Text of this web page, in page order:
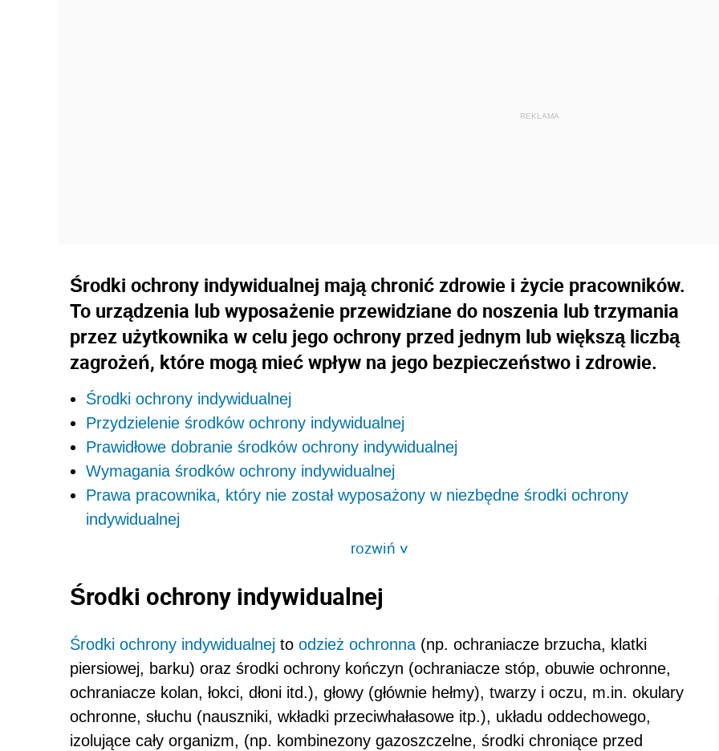
Środki ochrony indywidualnej mają chronić zdrowie i życie pracowników.
To urządzenia lub wyposażenie przewidziane do noszenia lub trzymania
przez użytkownika w celu jego ochrony przed jednym lub większą liczbą
zagrożeń, które mogą mieć wpływ na jego bezpieczeństwo i zdrowie.
Środki ochrony indywidualnej
Przydzielenie środków ochrony indywidualnej
Prawidłowe dobranie środków ochrony indywidualnej
Wymagania środków ochrony indywidualnej
Prawa pracownika, który nie został wyposażony w niezbędne środki ochrony
indywidualnej
rozwiń>
Środki ochrony indywidualnej
Środki ochrony indywidualnej to odzież ochronna (np. ochraniacze brzucha, klatki
piersiowej, barku) oraz środki ochrony kończyn (ochraniacze stóp, obuwie ochronne,
ochraniacze kolan, łokci, dłoni itd.), głowy (głównie hełmy), twarzy i oczu, m.in. okulary
ochronne, słuchu (nauszniki, wkładki przeciwhałasowe itp.), układu oddechowego,
izolujące cały organizm, (np. kombinezony gazoszczelne, środki chroniące przed